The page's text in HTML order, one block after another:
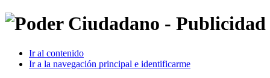
Ir al contenido
Ir a la navegación principal e identificarme